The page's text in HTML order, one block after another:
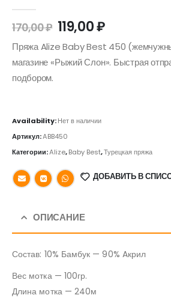
170,00₽ 119,00₽
Пряжа Alize Baby Best 450
магазине «Рыжий Слон». Быстрая
подбором.
Availability:Нет в наличии
Артикул:ABB450
Категории:Alize,Baby Best,Турецкая пряжа
ДОБАВИТЬ В
ОПИСАНИЕ
Состав: 10% Бамбук — 90% Aкрил
Вес мотка — 100гр.
Длина мотка — 240м